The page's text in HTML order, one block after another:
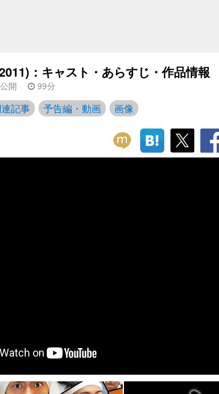
：キャスト・あらすじ・作品情報
開 99分
記事 予告編・動画 画像